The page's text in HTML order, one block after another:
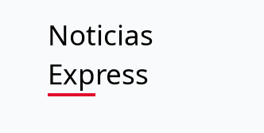
Noticias
Express